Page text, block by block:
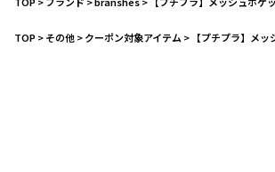
TOP>その他>クーポン対象アイテム > 【プチプラ】メ